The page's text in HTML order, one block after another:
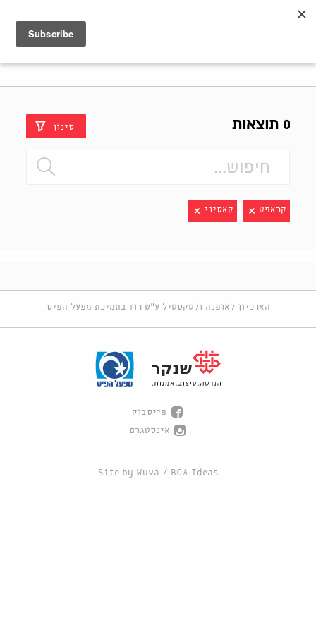
0 תוצאות סינון
קראפט קאסיני
הארכיון לאופנה ולטקסטיל ע"ש רוז בתמיכת מפעל הפיס
פייסבוק
אינסטגרם
Site by Wuwa / BOA Ideas